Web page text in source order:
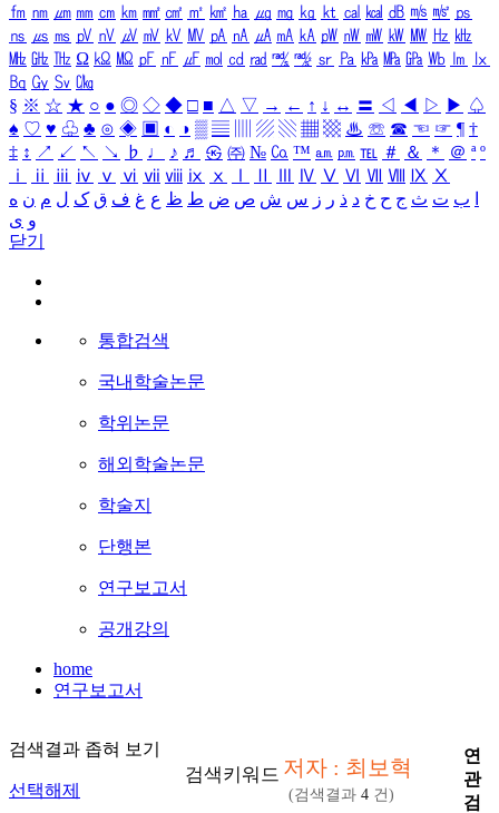
㎙ ㎚ ㎛ ㎜ ㎝ ㎞ ㎟ ㎠ ㎡ ㎢ ㏊ ㎍ ㎎ ㎏ ㏏ ㎈ ㎉ ㏈ ㎧ ㎨ ㎰
㎱ ㎲ ㎳ ㎴ ㎵ ㎶ ㎷ ㎸ ㎹ ㎀ ㎁ ㎂ ㎃ ㎄ ㎺ ㎻ ㎽ ㎾ ㎿ ㎐ ㎑
㎒ ㎓ ㎔ Ω ㏀ ㏁ ㎊ ㎋ ㎌ ㏖ ㏅ ㎭ ㎮ ㎯ ㏛ ㎩ ㎪ ㎫ ㎬ ㏝ ㏐
㏓
㏃ ㏉ ㏜ ㏆
§ ※ ☆ ★ ○ ● ◎ ◇ ◆ □ ■ △ ▽ → ← ↑ ↓ ↔ 〓 ◁ ◀ ▷ ▶ ♤
♠ ♡ ♥ ♧ ♣ ⊙ ◈ ▣ ◐ ◑ ▒ ▤ ▨ ▧ ▦ ▩ ♨ ☏ ☎ ☜ ☞ ¶ †
‡ ↕ ↗ ↙ ↖ ↘ ♭ ♩ ♪ ♬ ㉿ ㈜ № ㏇ ™ ㏂ ㏘ ℡ ＃ ＆ ＊ ＠ ª º
ⅰ
ⅱ ⅲ ⅳ ⅴ ⅵ ⅶ ⅷ ⅸ ⅹ Ⅳ Ⅴ Ⅵ Ⅶ Ⅷ Ⅸ Ⅹ
ب ت ث ج ح خ د ذ ر ز س ش ص ض ط ظ ع غ ف ق ک ل م ن ه
و ی
닫기
통합검색
국내학술논문
학위논문
해외학술논문
학술지
단행본
연구보고서
공개강의
home
연구보고서
검색결과 좁혀 보기
선택해제
검색키워드 저자 : 최보혁
(검색결과 4 건)
연
관
검